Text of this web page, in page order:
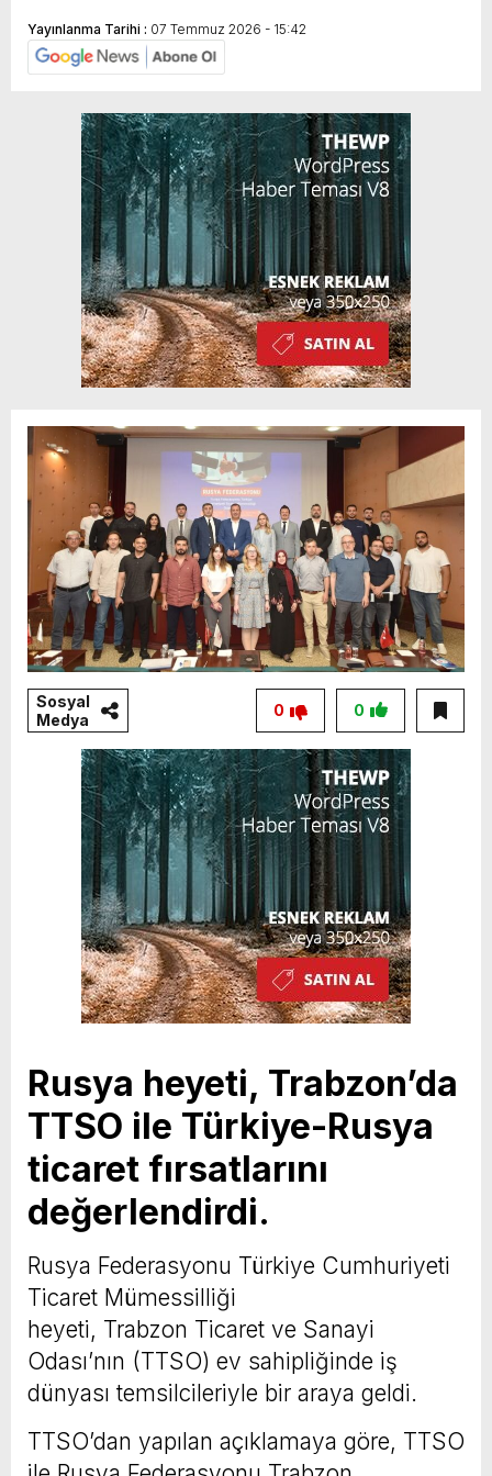
Yayınlanma Tarihi : 07 Temmuz 2026 - 15:42
Sosyal
Medya
0
0
Rusya heyeti, Trabzon’da
TTSO ile Türkiye-Rusya
ticaret fırsatlarını
değerlendirdi.
Rusya Federasyonu Türkiye Cumhuriyeti
Ticaret Mümessilliği
heyeti, Trabzon Ticaret ve Sanayi
Odası’nın (TTSO) ev sahipliğinde iş
dünyası temsilcileriyle bir araya geldi.
TTSO’dan yapılan açıklamaya göre, TTSO